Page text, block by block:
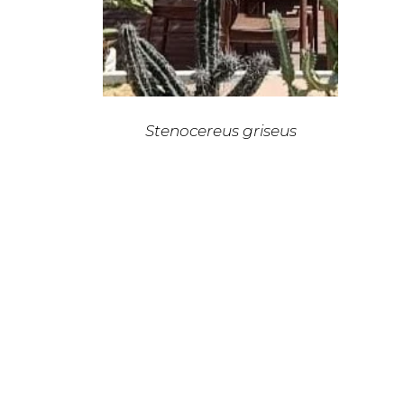
Stenocereus griseus